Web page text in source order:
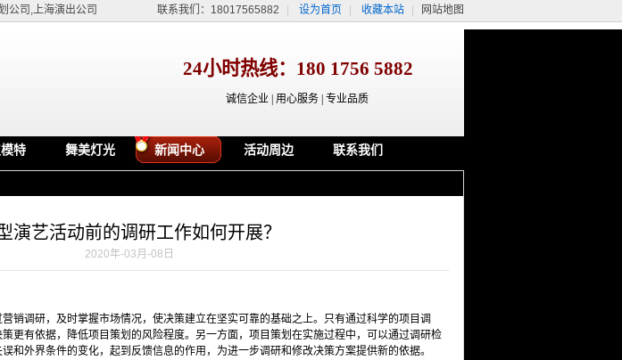
公司,上海演出公司 联系我们：18017565882 设为首页 收藏本站 网站地图
24小时热线： 180 1756 5882
诚信企业 | 用心服务 | 专业品质
特
舞美灯光 新闻中心 活动周边 联系我们
演艺活动前的调研工作如何开展？
2020年-03月-08日
销调研，及时掌握市场情况，使决策建立在坚实可靠的基础之上。只有通过科学的项目调
更有依据，降低项目策划的风险程度。另一方面，项目策划在实施过程中，可以通过调研检
和外界条件的变化，起到反馈信息的作用，为进一步调研和修改决策方案提供新的依据。